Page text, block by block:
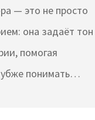
— это не просто
она задаёт тон
помогая
понимать